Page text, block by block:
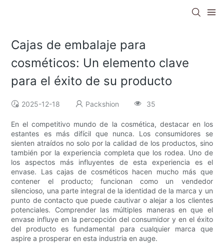
Cajas de embalaje para
cosméticos: Un elemento clave
para el éxito de su producto
2025-12-18 Packshion 35
En el competitivo mundo de la cosmética, destacar en los
estantes es más difícil que nunca. Los consumidores se
sienten atraídos no solo por la calidad de los productos, sino
también por la experiencia completa que los rodea. Uno de
los aspectos más influyentes de esta experiencia es el
envase. Las cajas de cosméticos hacen mucho más que
contener el producto; funcionan como un vendedor
silencioso, una parte integral de la identidad de la marca y un
punto de contacto que puede cautivar o alejar a los clientes
potenciales. Comprender las múltiples maneras en que el
envase influye en la percepción del consumidor y en el éxito
del producto es fundamental para cualquier marca que
aspire a prosperar en esta industria en auge.